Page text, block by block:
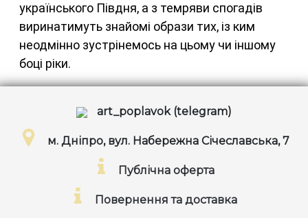
українського Півдня, а з темряви спогадів
виринатимуть знайомі образи тих, із ким
неодмінно зустрінемось на цьому чи іншому
боці ріки.
art_poplavok (telegram)
м. Дніпро, вул. Набережна Січеславська, 7
Публічна оферта
Повернення та доставка